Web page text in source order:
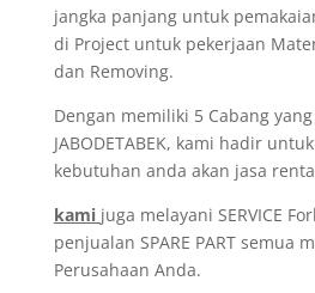
jangka panjang untuk
di Project untuk pekerjaan
dan Removing.
Dengan memiliki 5 Cabang
JABODETABEK, kami hadir
kebutuhan anda akan jasa
kami juga melayani SERVICE
penjualan SPARE PART semua
Perusahaan Anda.